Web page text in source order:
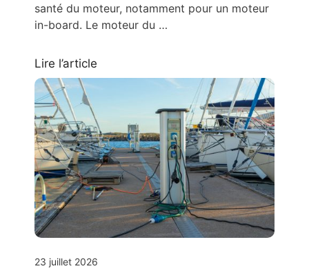
santé du moteur, notamment pour un moteur
in-board. Le moteur du …
Lire l’article
23 juillet 2026